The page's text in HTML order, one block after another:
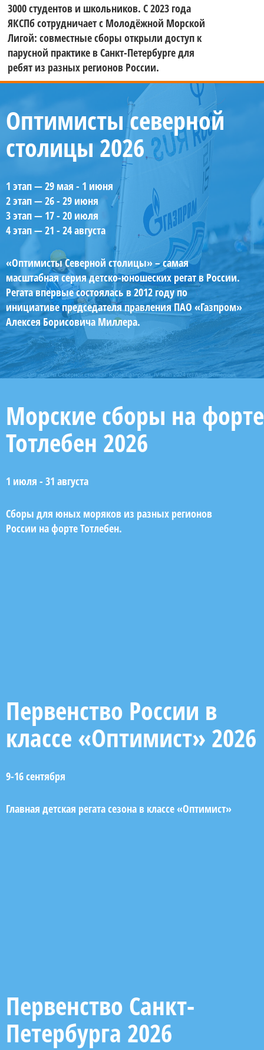
3000 студентов и школьников. С 2023 года
ЯКСПб сотрудничает с Молодёжной Морской
Лигой: совместные сборы открыли доступ к
парусной практике в Санкт-Петербурге для
ребят из разных регионов России.
Оптимисты северной
столицы 2026
1 этап — 29 мая - 1 июня
2 этап — 26 - 29 июня
3 этап — 17 - 20 июля
4 этап — 21 - 24 августа
«Оптимисты Северной столицы» – самая
масштабная серия детско-юношеских регат в России.
Регата впервые состоялась в 2012 году по
инициативе председателя правления ПАО «Газпром»
Алексея Борисовича Миллера.
Морские сборы на форте
Тотлебен 2026
1 июля - 31 августа
Сборы для юных моряков из разных регионов
России на форте Тотлебен.
Первенство России в
классе «Оптимист» 2026
9-16 сентября
Главная детская регата сезона в классе «Оптимист»
Первенство Санкт-
Петербурга 2026